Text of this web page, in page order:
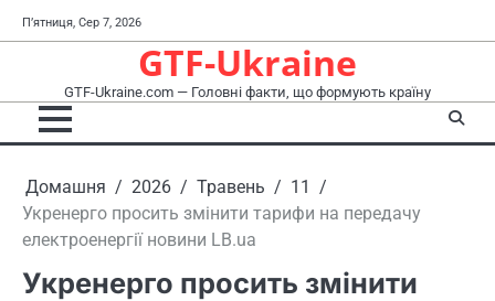
до
П’ятниця, Сер 7, 2026
GTF-Ukraine
GTF-Ukraine.com — Головні факти, що формують країну
Домашня 2026 Травень
11
Укренерго просить змінити тарифи на передачу
електроенергії новини LB.ua
Укренерго просить змінити